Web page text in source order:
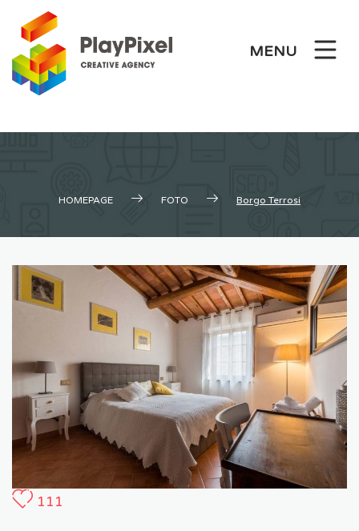
content
MENU
HOMEPAGE FOTO Borgo Terrosi
111